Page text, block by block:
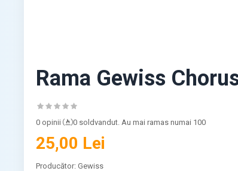
Rama Gewiss
0 opinii 0 soldvandut. Au mai ramas numai 100
25,00 Lei
Producător:Gewiss